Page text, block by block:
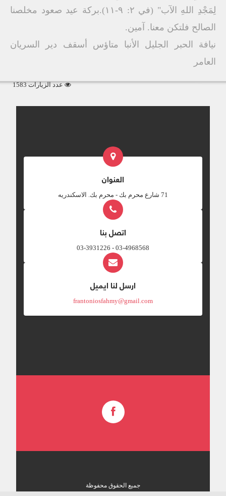
لِمَجْدِ اللهِ الآب" (في ۲: ۹-۱۱).بركة عيد صعود مخلصنا
الصالح فلتكن معنا. آمين.
نيافة الحبر الجليل الأنبا متاؤس أسقف دير السريان
العامر
عدد الزيارات 1583
العنوان
‎71 شارع محرم بك - محرم بك. الاسكندريه
اتصل بنا
03-4968568 - 03-3931226
ارسل لنا ايميل
frantoniosfahmy@gmail.com
جميع الحقوق محفوظة